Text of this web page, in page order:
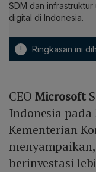
SDM dan
digital di Indonesia.
! Ringkasan ini
CEO Microsoft
Indonesia pada
Kementerian
berinvestasi